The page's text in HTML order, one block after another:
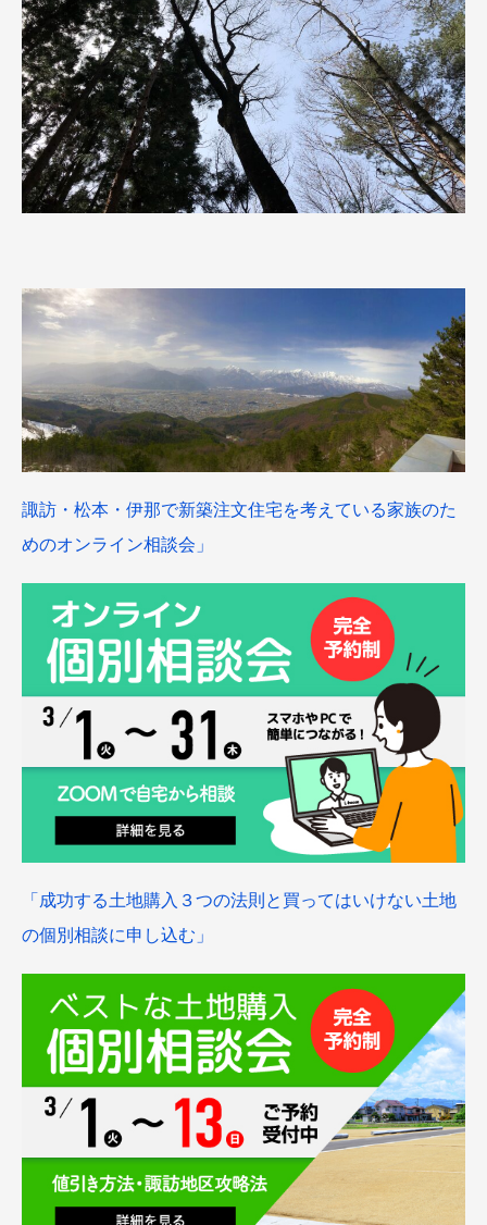
諏訪・松本・伊那で新築注文住宅を考えている家族のた
めのオンライン相談会」
「成功する土地購入３つの法則と買ってはいけない土地
の個別相談に申し込む」